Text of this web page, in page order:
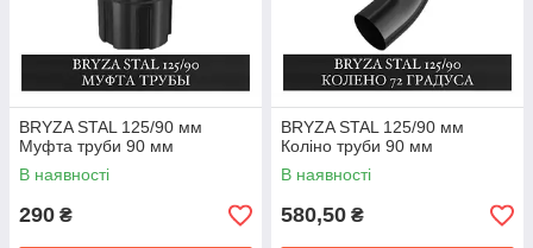
BRYZA STAL 125/90 мм
Муфта труби 90 мм
В наявності
290 ₴
BRYZA STAL 125/90 мм
Коліно труби 90 мм
В наявності
580,50 ₴